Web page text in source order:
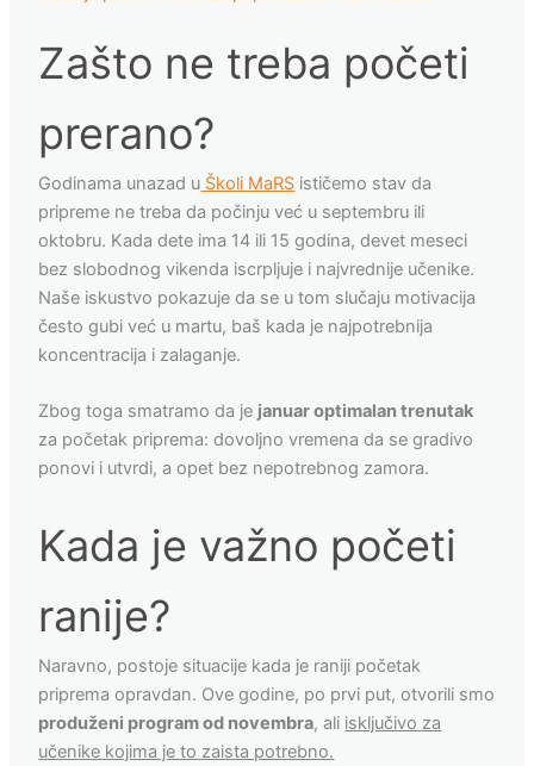
Zašto ne treba početi
prerano?
Godinama unazad u Školi MaRS ističemo stav da
pripreme ne treba da počinju već u septembru ili
oktobru. Kada dete ima 14 ili 15 godina, devet meseci
bez slobodnog vikenda iscrpljuje i najvrednije učenike.
Naše iskustvo pokazuje da se u tom slučaju motivacija
često gubi već u martu, baš kada je najpotrebnija
koncentracija i zalaganje.
Zbog toga smatramo da je januar optimalan trenutak
za početak priprema: dovoljno vremena da se gradivo
ponovi i utvrdi, a opet bez nepotrebnog zamora.
Kada je važno početi
ranije?
Naravno, postoje situacije kada je raniji početak
priprema opravdan. Ove godine, po prvi put, otvorili smo
produženi program od novembra, ali isključivo za
učenike kojima je to zaista potrebno.